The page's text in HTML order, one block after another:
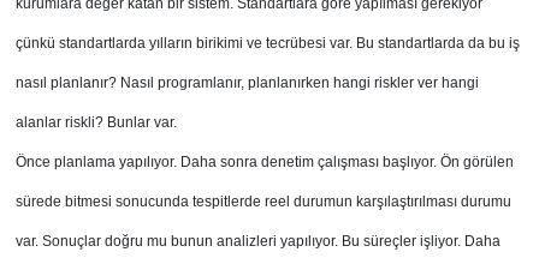
çünkü standartlarda yılların birikimi ve tecrübesi var. Bu standartlarda da bu iş
nasıl planlanır? Nasıl programlanır, planlanırken hangi riskler ver hangi
alanlar riskli? Bunlar var.
Önce planlama yapılıyor. Daha sonra denetim çalışması başlıyor. Ön görülen
sürede bitmesi sonucunda tespitlerde reel durumun karşılaştırılması durumu
var. Sonuçlar doğru mu bunun analizleri yapılıyor. Bu süreçler işliyor. Daha